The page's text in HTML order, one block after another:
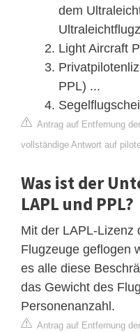
dem
Light Aircraft
PPL) ...
Antrag auf Entfernung
vollständige Antwort auf
Was ist der
LAPL und PPL?
Mit der LAPL-Lizenz
Flugzeuge geflogen
es alle diese
das Gewicht des
Personenanzahl.
Antrag auf Entfernung